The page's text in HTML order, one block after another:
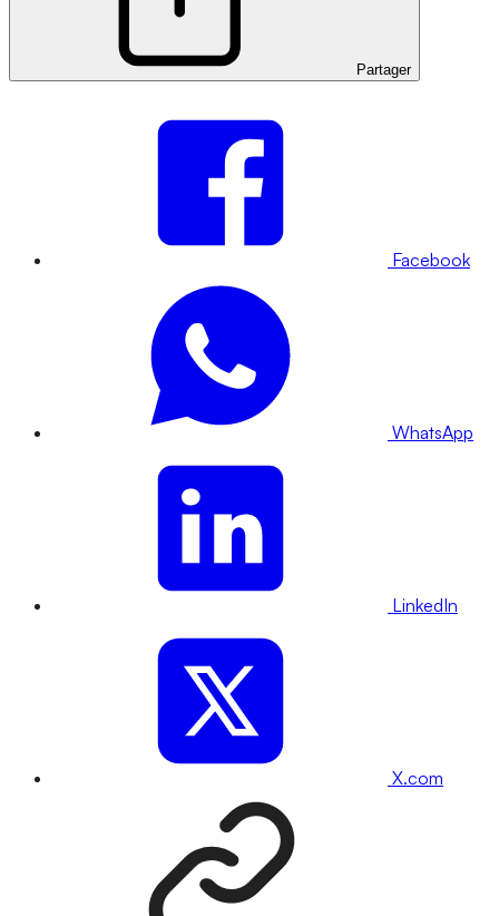
Partager
Facebook
WhatsApp
LinkedIn
X.com